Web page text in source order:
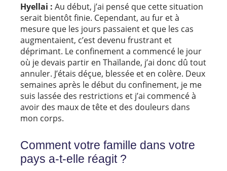
Hyellai : Au début, j’ai pensé que cette situation
serait bientôt finie. Cependant, au fur et à
mesure que les jours passaient et que les cas
augmentaient, c’est devenu frustrant et
déprimant. Le confinement a commencé le jour
où je devais partir en Thaïlande, j’ai donc dû tout
annuler. J’étais déçue, blessée et en colère. Deux
semaines après le début du confinement, je me
suis lassée des restrictions et j’ai commencé à
avoir des maux de tête et des douleurs dans
mon corps.
Comment votre famille dans votre
pays a-t-elle réagit ?